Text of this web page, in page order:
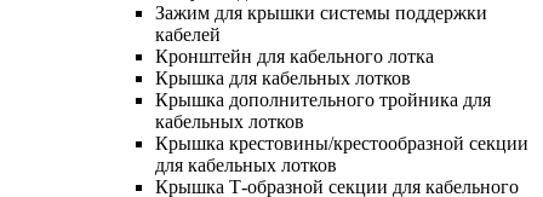
Зажим для крышки системы поддержки
кабелей
Кронштейн для кабельного лотка
Крышка для кабельных лотков
Крышка дополнительного тройника для
кабельных лотков
Крышка крестовины/крестообразной секции
для кабельных лотков
Крышка Т-образной секции для кабельного